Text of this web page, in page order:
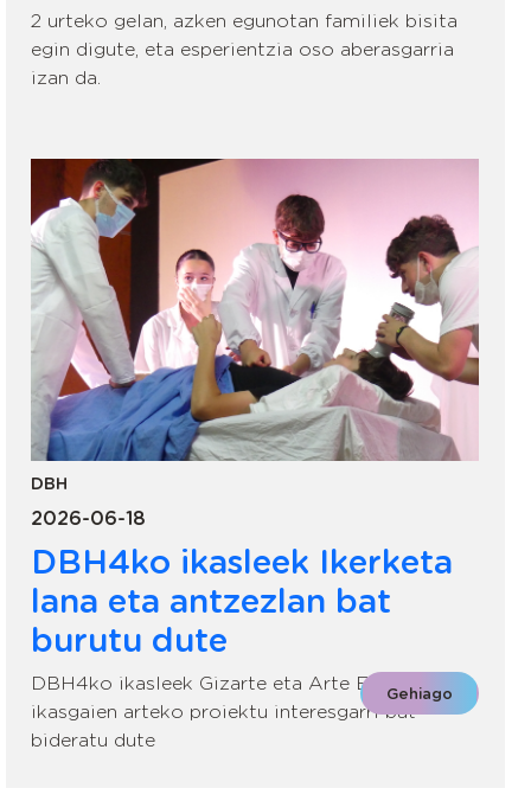
2 urteko gelan, azken egunotan familiek bisita
egin digute, eta esperientzia oso aberasgarria
izan da.
DBH
2026-06-18
DBH4ko ikasleek Ikerketa
lana eta antzezlan bat
burutu dute
DBH4ko ikasleek Gizarte eta Arte Eszenikoko
ikasgaien arteko proiektu interesgarri bat
bideratu dute
Gehiago